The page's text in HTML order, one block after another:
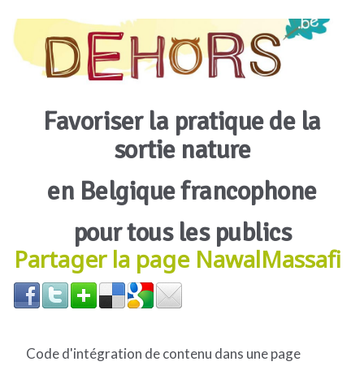
Favoriser la pratique de la
sortie nature
en Belgique francophone
pour tous les publics
Partager la page NawalMassafi
Code d'intégration de contenu dans une page